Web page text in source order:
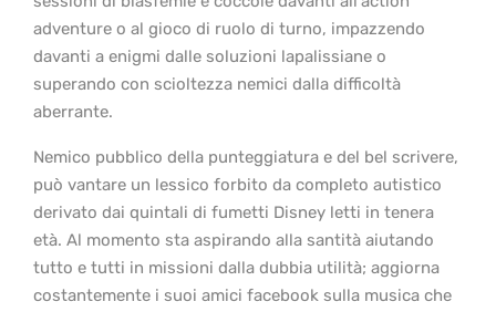
adventure o al gioco di ruolo di turno, impazzendo
davanti a enigmi dalle soluzioni lapalissiane o
superando con scioltezza nemici dalla difficoltà
aberrante.
Nemico pubblico della punteggiatura e del bel scrivere,
può vantare un lessico forbito da completo autistico
derivato dai quintali di fumetti Disney letti in tenera
età. Al momento sta aspirando alla santità aiutando
tutto e tutti in missioni dalla dubbia utilità; aggiorna
costantemente i suoi amici facebook sulla musica che